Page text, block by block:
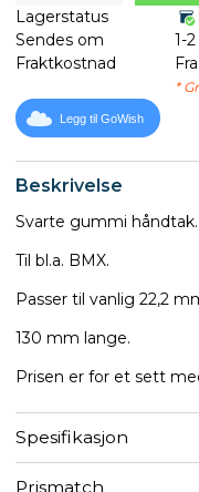
Beskrivelse
Svarte gummi håndtak.
Til bl.a. BMX.
Passer til vanlig 22,2
130 mm lange.
Prisen er for et sett
Spesifikasjon
Prismatch
Lagerstatus
Sendes om
1-
Fraktkostnad
*
Legg til GoWish